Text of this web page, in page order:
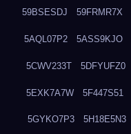
59BSESDJ 59FRMR7X
5AQL07P2 5ASS9KJO
5CWV233T 5DFYUFZ0
5EXK7A7W 5F447S51
5GYKO7P3 5H18E5N3